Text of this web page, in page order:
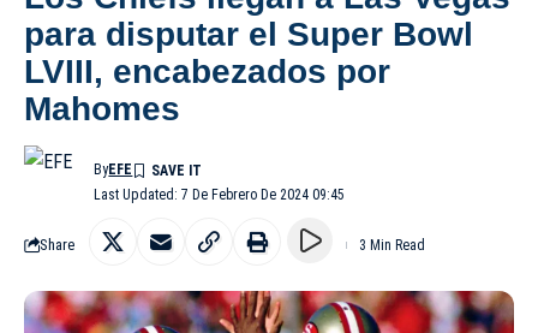
para disputar el Super Bowl
LVIII, encabezados por
Mahomes
Last Updated: 7 De Febrero De 2024 09:45
ByEFE
Share 3 Min Read